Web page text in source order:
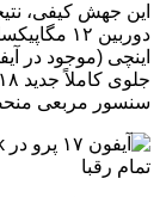
این جهش کیفی،
سنسور مربعی